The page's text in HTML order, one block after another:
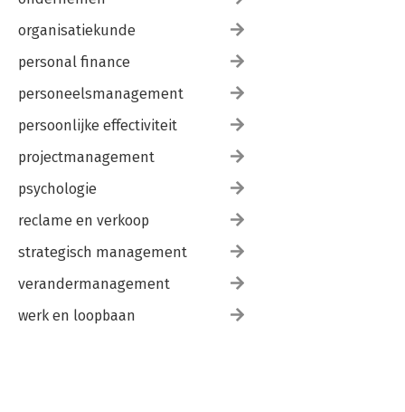
organisatiekunde
personal finance
personeelsmanagement
persoonlijke effectiviteit
projectmanagement
psychologie
reclame en verkoop
strategisch management
verandermanagement
werk en loopbaan